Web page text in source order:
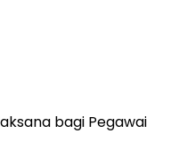
bagi Pegawai